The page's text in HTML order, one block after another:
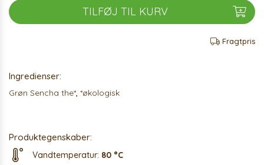
TILFØJ TIL KURV
Fragtpris
Ingredienser:
Grøn Sencha the*, *økologisk
Produktegenskaber:
Vandtemperatur: 80 °C